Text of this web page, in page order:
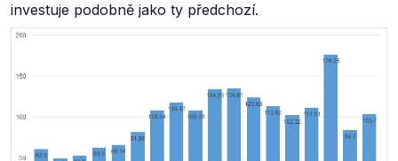
investuje podobně jako ty předchozí.